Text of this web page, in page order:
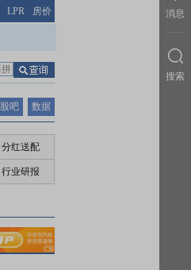
LPR 房价
股吧 数据
分红送配
行业研报
消息
搜索